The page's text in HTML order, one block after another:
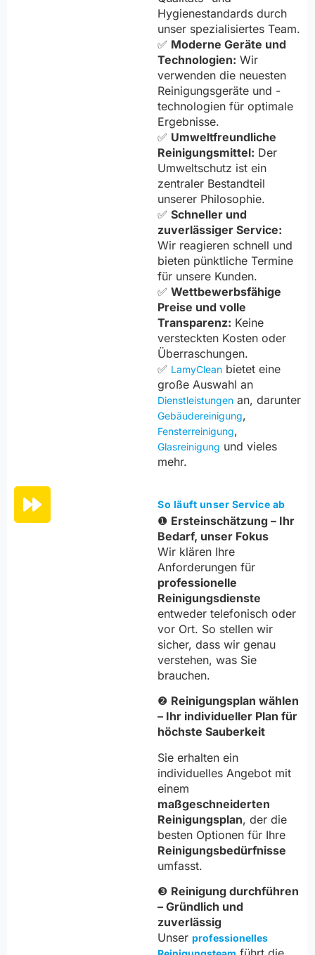
Hygienestandards durch
unser spezialisiertes Team.
✅ Moderne Geräte und
Technologien: Wir
verwenden die neuesten
Reinigungsgeräte und -
technologien für optimale
Ergebnisse.
✅ Umweltfreundliche
Reinigungsmittel: Der
Umweltschutz ist ein
zentraler Bestandteil
unserer Philosophie.
✅ Schneller und
zuverlässiger Service:
Wir reagieren schnell und
bieten pünktliche Termine
für unsere Kunden.
✅ Wettbewerbsfähige
Preise und volle
Transparenz: Keine
versteckten Kosten oder
Überraschungen.
✅ LamyClean bietet eine
große Auswahl an
Dienstleistungen an, darunter
Gebäudereinigung,
Fensterreinigung,
Glasreinigung und vieles
mehr.
So läuft unser Service ab
❶ Ersteinschätzung – Ihr
Bedarf, unser Fokus
Wir klären Ihre
Anforderungen für
professionelle
Reinigungsdienste
entweder telefonisch oder
vor Ort. So stellen wir
sicher, dass wir genau
verstehen, was Sie
brauchen.
❷ Reinigungsplan wählen
– Ihr individueller Plan für
höchste Sauberkeit
Sie erhalten ein
individuelles Angebot mit
einem
maßgeschneiderten
Reinigungsplan, der die
besten Optionen für Ihre
Reinigungsbedürfnisse
umfasst.
❸ Reinigung durchführen
– Gründlich und
zuverlässig
Unser professionelles